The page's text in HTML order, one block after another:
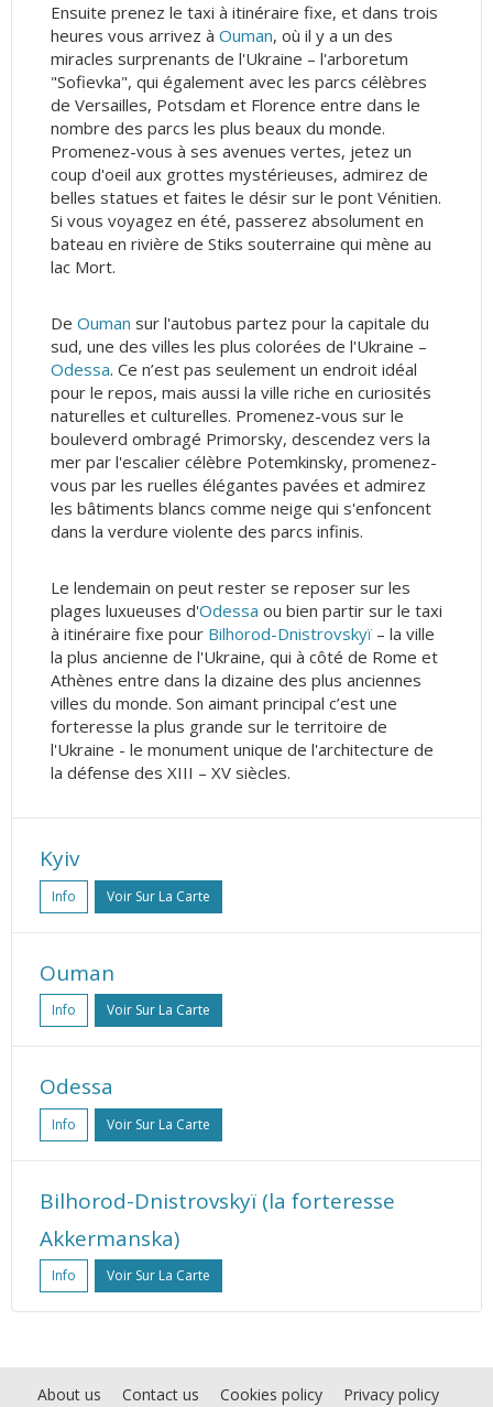
Ensuite prenez le taxi à itinéraire fixe, et dans trois
heures vous arrivez à Ouman, où il y a un des
miracles surprenants de l'Ukraine – l'arboretum
"Sofievka", qui également avec les parcs célèbres
de Versailles, Potsdam et Florence entre dans le
nombre des parcs les plus beaux du monde.
Promenez-vous à ses avenues vertes, jetez un
coup d'oeil aux grottes mystérieuses, admirez de
belles statues et faites le désir sur le pont Vénitien.
Si vous voyagez en été, passerez absolument en
bateau en rivière de Stiks souterraine qui mène au
lac Mort.
De Ouman sur l'autobus partez pour la capitale du
sud, une des villes les plus colorées de l'Ukraine –
Odessa. Ce n’est pas seulement un endroit idéal
pour le repos, mais aussi la ville riche en curiosités
naturelles et culturelles. Promenez-vous sur le
bouleverd ombragé Primorsky, descendez vers la
mer par l'escalier célèbre Potemkinsky, promenez-
vous par les ruelles élégantes pavées et admirez
les bâtiments blancs comme neige qui s'enfoncent
dans la verdure violente des parcs infinis.
Le lendemain on peut rester se reposer sur les
plages luxueuses d'Odessa ou bien partir sur le taxi
à itinéraire fixe pour Bilhorod-Dnistrovskyï – la ville
la plus ancienne de l'Ukraine, qui à côté de Rome et
Athènes entre dans la dizaine des plus anciennes
villes du monde. Son aimant principal c’est une
forteresse la plus grande sur le territoire de
l'Ukraine - le monument unique de l'architecture de
la défense des XIII – XV siècles.
Kyiv
Info Voir Sur La Carte
Ouman
Info Voir Sur La Carte
Odessa
Info Voir Sur La Carte
Bilhorod-Dnistrovskyï (la forteresse
Akkermanska)
Info Voir Sur La Carte
About us Contact us Cookies policy
Privacy policy